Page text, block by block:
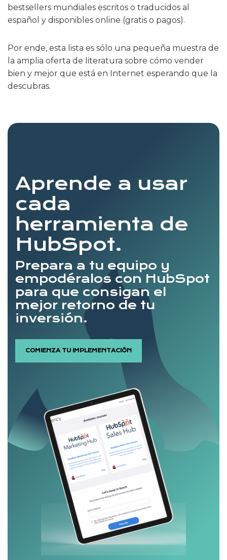
bestsellers mundiales escritos o traducidos al
español y disponibles online (gratis o pagos).
Por ende, esta lista es sólo una pequeña muestra de
la amplia oferta de literatura sobre cómo vender
bien y mejor que está en Internet esperando que la
descubras.
Aprende a usar
cada
herramienta de
HubSpot.
Prepara a tu equipo y
empodéralos con HubSpot
para que consigan el
mejor retorno de tu
inversión.
COMIENZA TU IMPLEMENTACIÓN